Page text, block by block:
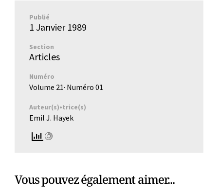
Publié
1 Janvier 1989
Section
Articles
Numéro
Volume 21· Numéro 01
Auteur(s)•trice(s)
Emil J. Hayek
Vous pouvez également aimer...